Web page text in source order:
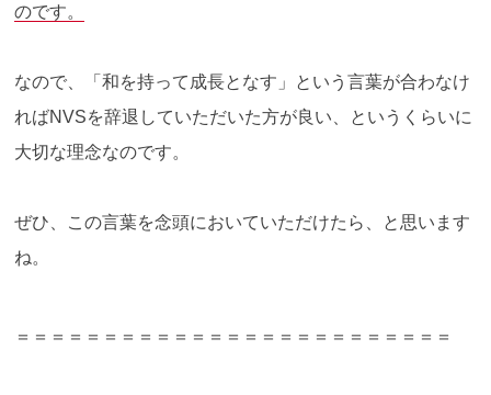
のです。
なので、「和を持って成長となす」という言葉が合わなけ
ればNVSを辞退していただいた方が良い、というくらいに
大切な理念なのです。
ぜひ、この言葉を念頭においていただけたら、と思います
ね。
＝＝＝＝＝＝＝＝＝＝＝＝＝＝＝＝＝＝＝＝＝＝＝＝＝